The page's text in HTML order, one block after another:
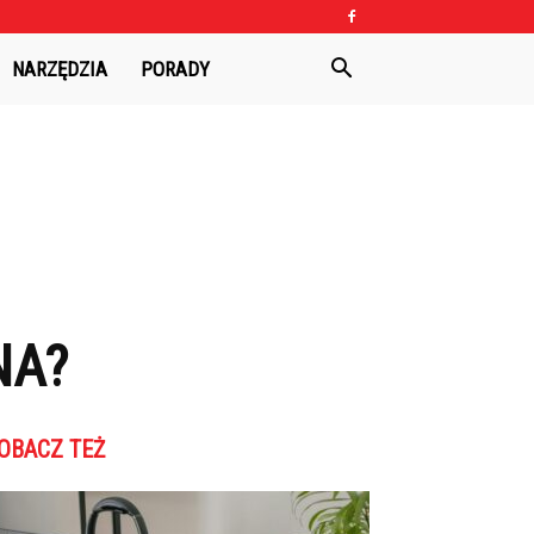
NARZĘDZIA PORADY
TEŻ